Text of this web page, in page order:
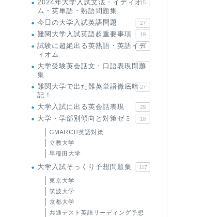
2024年大学入試文法・イディオ
ム・英単語・熟語問題集
15
今日の大学入試英語問題 27
難関大学入試英語超重要事項 19
試験に超絶出る英熟語・英語イデ
ィオム
71
大学受験英会話文・口語表現問題
集
35
難関大学で出た難英単語徹底暗
記！
27
大学入試に出る英会話表現 29
大学・学部別傾向と対策ゼミ 18
GMARCH英語対策
立教大学
早稲田大学
大学入試そっくり予想問題集 117
東京大学
筑波大学
京都大学
共通テスト英語リーディング予想